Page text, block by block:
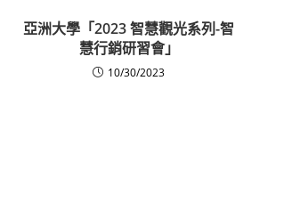
亞洲大學「2023 智慧觀光系列-智
慧行銷研習會」
10/30/2023